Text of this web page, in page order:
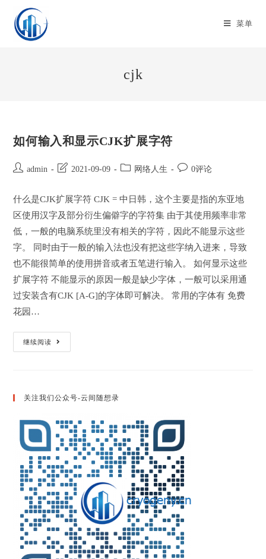
content
菜单
cjk
如何输入和显示CJK扩展字符
Postadmin
Post
modified:
2021-09-09
Post 网络人生
Post0评论
什么是CJK扩展字符 CJK = 中日韩，这个主要是指的东亚地
区使用汉字及部分衍生偏僻字的字符集 由于其使用频率非常
低，一般的电脑系统里没有相关的字符，因此不能显示这些
字。 同时由于一般的输入法也没有把这些字纳入进来，导致
也不能很简单的使用拼音或者五笔进行输入。 如何显示这些
扩展字符 不能显示的原因一般是缺少字体，一般可以采用通
过安装含有CJK [A-G]的字体即可解决。 常用的字体有 免费
花园…
继续阅读
如
何
CJK
字
符
关注我们公众号-云间随想录